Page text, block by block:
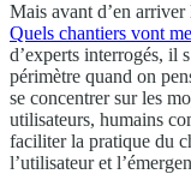
Mais avant d’en
Quels chantiers vont
d’experts interrogés, il
périmètre quand on
se concentrer sur les
utilisateurs, humains
faciliter la pratique du
l’utilisateur et